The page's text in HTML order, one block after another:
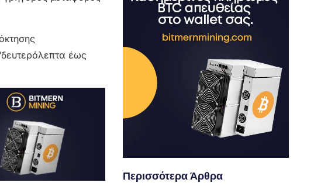
έως
Περισσότερα Άρθρα